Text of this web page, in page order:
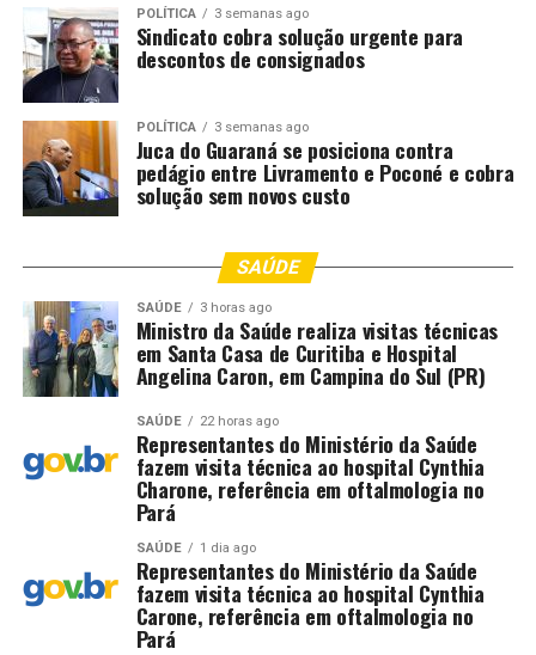
Com quase 50 anos, Pacotão leva multidão à área
central de Brasília
DON'T MISS
“Músico é artista” diz Luciano Calazans sobre tocar com
grandes nomes
POLÍTICA 3 semanas ago
Sindicato cobra solução urgente para
descontos de consignados
POLÍTICA 3 semanas ago
Juca do Guaraná se posiciona contra
pedágio entre Livramento e Poconé e cobra
solução sem novos custo
SAÚDE
SAÚDE 3 horas ago
Ministro da Saúde realiza visitas técnicas
em Santa Casa de Curitiba e Hospital
Angelina Caron, em Campina do Sul (PR)
SAÚDE 22 horas ago
Representantes do Ministério da Saúde
fazem visita técnica ao hospital Cynthia
Charone, referência em oftalmologia no
Pará
SAÚDE 1 dia ago
Representantes do Ministério da Saúde
fazem visita técnica ao hospital Cynthia
Carone, referência em oftalmologia no
Pará